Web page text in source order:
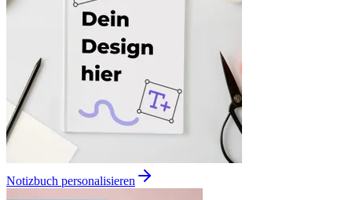
Notizbuch personalisieren